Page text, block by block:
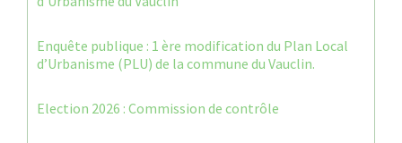
Enquête publique : 1 ère modification du Plan Local
d’Urbanisme (PLU) de la commune du Vauclin.
Election 2026 : Commission de contrôle